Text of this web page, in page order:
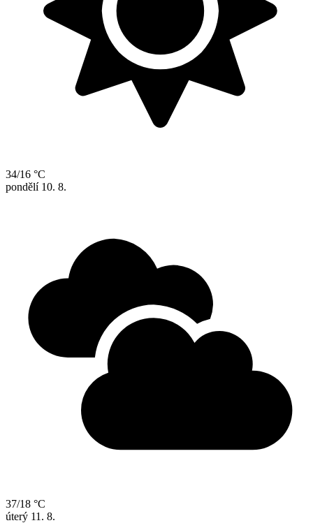
34/16 °C
pondělí 10. 8.
37/18 °C
úterý 11. 8.